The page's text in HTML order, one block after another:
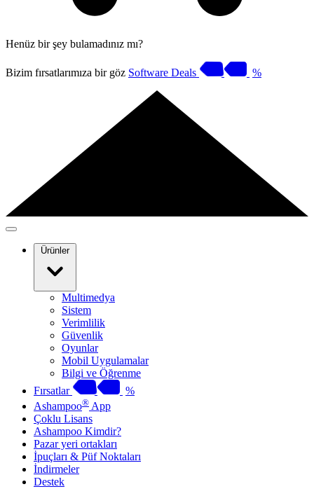
Henüz bir şey bulamadınız mı?
Bizim fırsatlarımıza bir göz Software Deals %
Ürünler
Multimedya
Sistem
Verimlilik
Güvenlik
Oyunlar
Mobil Uygulamalar
Bilgi ve Öğrenme
Fırsatlar
%
Ashampoo® App
Çoklu Lisans
Ashampoo Kimdir?
Pazar yeri ortakları
İpuçları & Püf Noktaları
İndirmeler
Destek